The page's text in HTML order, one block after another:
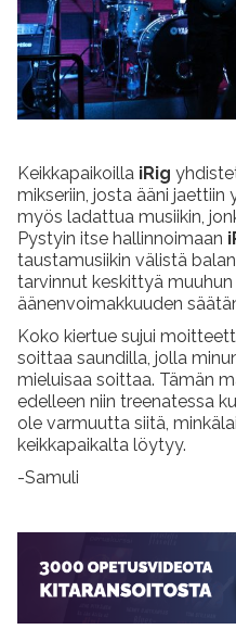
Keikkapaikoilla iRig
mikseriin, josta ääni jaettiin
myös ladattua musiikin,
Pystyin itse hallinnoimaan
taustamusiikin välistä
tarvinnut keskittyä muuhun
äänenvoimakkuuden
Koko kiertue sujui
soittaa saundilla, jolla
mieluisaa soittaa. Tämän
edelleen niin treenatessa
ole varmuutta siitä,
keikkapaikalta löytyy.
-Samuli